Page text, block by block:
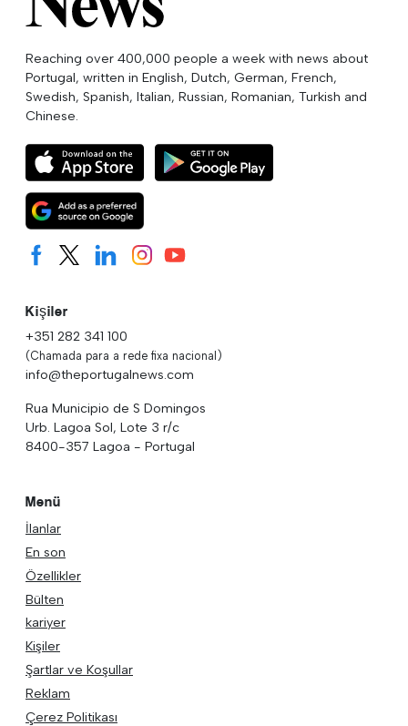
Reaching over 400,000 people a week with news about
Portugal, written in English, Dutch, German, French,
Swedish, Spanish, Italian, Russian, Romanian, Turkish and
Chinese.
Kişiler
+351 282 341 100
(Chamada para a rede fixa nacional)
info@theportugalnews.com
Rua Municipio de S Domingos
Urb. Lagoa Sol, Lote 3 r/c
8400-357 Lagoa - Portugal
Menü
İlanlar
En son
Özellikler
Bülten
kariyer
Kişiler
Şartlar ve Koşullar
Reklam
Çerez Politikası